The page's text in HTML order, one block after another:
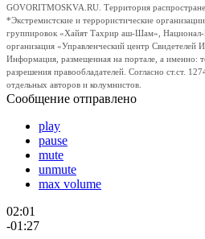
GOVORITMOSKVA.RU. Территория
*Экстремистские и террористические
группировок «Хайят Тахрир аш-Шам», Национал-
организация «Управленческий центр Свидетелей
Информация, размещенная на портале, а именно:
разрешения правообладателей. Согласно ст.ст.
отдельных авторов и колумнистов.
Сообщение отправлено
play
pause
mute
unmute
max volume
02:01
-01:27